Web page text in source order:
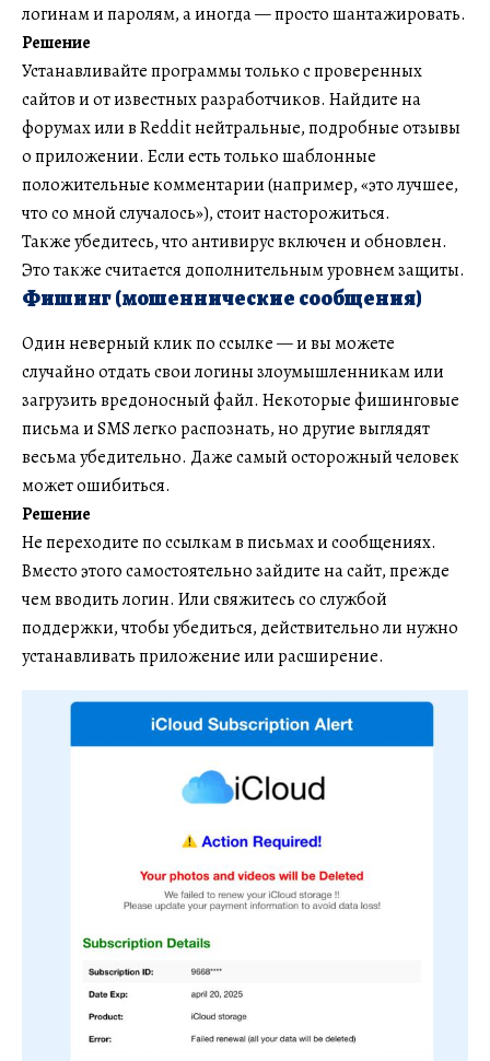
логинам и паролям, а иногда — просто шантажировать.
Решение
Устанавливайте программы только с проверенных
сайтов и от известных разработчиков. Найдите на
форумах или в Reddit нейтральные, подробные отзывы
о приложении. Если есть только шаблонные
положительные комментарии (например, «это лучшее,
что со мной случалось»), стоит насторожиться.
Также убедитесь, что антивирус включен и обновлен.
Это также считается дополнительным уровнем защиты.
Фишинг (мошеннические сообщения)
Один неверный клик по ссылке — и вы можете
случайно отдать свои логины злоумышленникам или
загрузить вредоносный файл. Некоторые фишинговые
письма и SMS легко распознать, но другие выглядят
весьма убедительно. Даже самый осторожный человек
может ошибиться.
Решение
Не переходите по ссылкам в письмах и сообщениях.
Вместо этого самостоятельно зайдите на сайт, прежде
чем вводить логин. Или свяжитесь со службой
поддержки, чтобы убедиться, действительно ли нужно
устанавливать приложение или расширение.